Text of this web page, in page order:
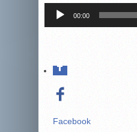
Reproduktor
00:00
Facebook